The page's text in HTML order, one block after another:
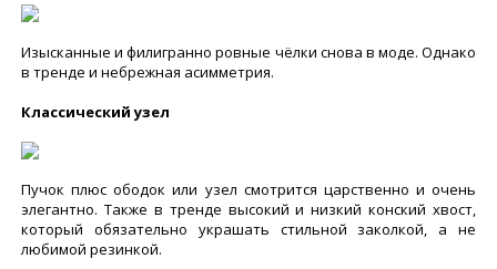
Изысканные и филигранно ровные чёлки снова в моде. Однако
в тренде и небрежная асимметрия.
Классический узел
Пучок плюс ободок или узел смотрится царственно и очень
элегантно. Также в тренде высокий и низкий конский хвост,
который обязательно украшать стильной заколкой, а не
любимой резинкой.